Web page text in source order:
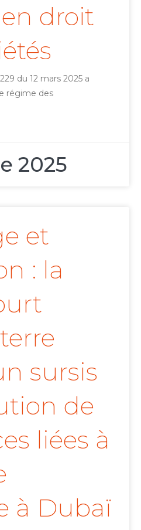
droit
du 12 mars 2025 a
régime des
2025
et
: la
sursis
de
liées à
à Dubaï